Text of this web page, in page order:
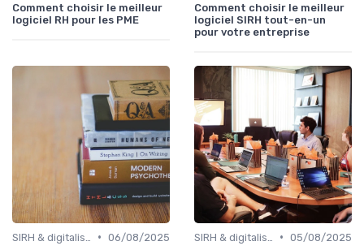
Comment choisir le meilleur
logiciel RH pour les PME
Comment choisir le meilleur
logiciel SIRH tout-en-un
pour votre entreprise
• 06/08/2025
• 05/08/2025